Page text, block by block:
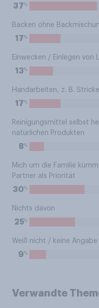
37%
Backen ohne
17%
Einwecken / Einlegen
13%
Handarbeiten, z. B.
17%
Reinigungsmittel selbst
natürlichen Produkten
8%
Mich um die Familie
Partner als Priorität
30%
Nichts davon
25%
Weiß nicht / keine Angabe
9%
Verwandte